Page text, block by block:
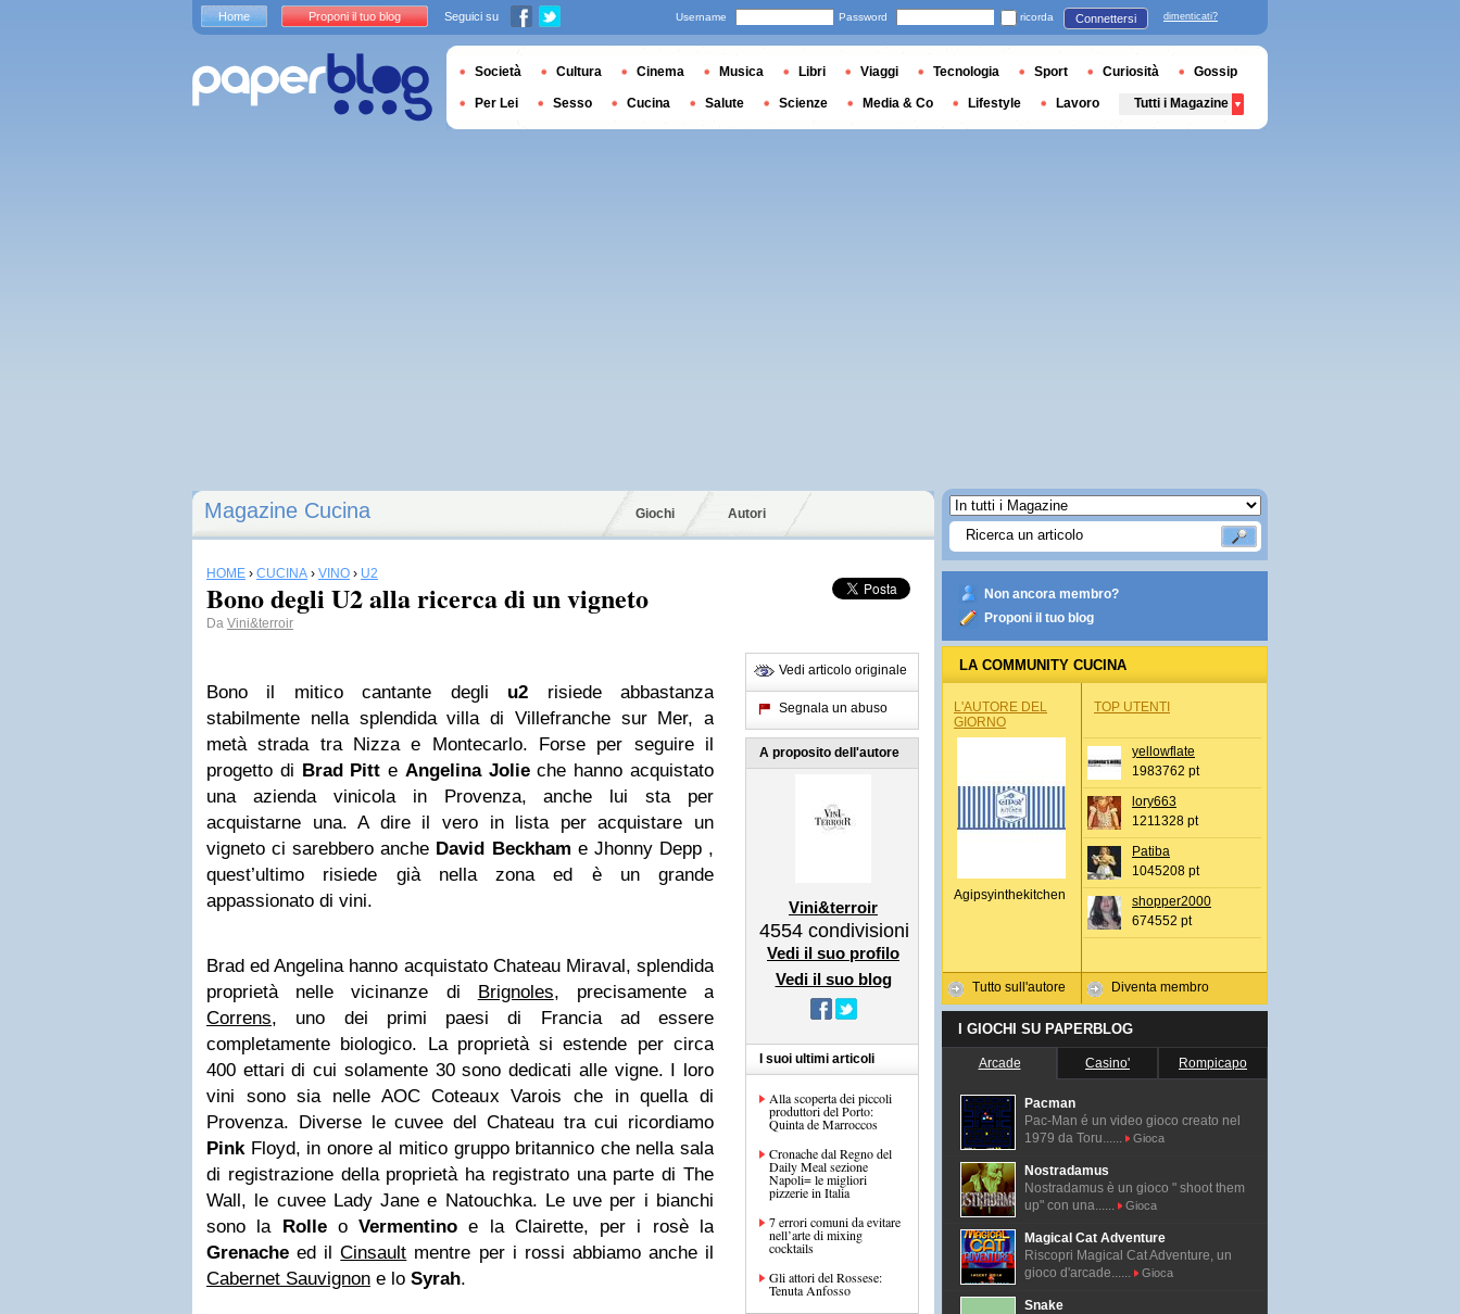
Magazine Cucina Giochi Autori
HOME › CUCINA › VINO › U2
Bono degli U2 alla ricerca di un vigneto
Da Vini&terroir
Bono il mitico cantante degli u2 risiede abbastanza
stabilmente nella splendida villa di Villefranche sur Mer, a
metà strada tra Nizza e Montecarlo. Forse per seguire il
progetto di Brad Pitt e Angelina Jolieche hanno acquistato
una azienda vinicola in Provenza, anche lui sta per
acquistarne una. A dire il vero in lista per acquistare un
vigneto ci sarebbero anche David Beckham e Jhonny Depp ,
quest’ultimo risiede già nella zona ed è un grande
appassionato di vini.
Brad ed Angelina hanno acquistato Chateau Miraval, splendida
proprietà nelle vicinanze di Brignoles, precisamente a
Correns, uno dei primi paesi di Francia ad essere
completamente biologico. La proprietà si estende per circa
400 ettari di cui solamente 30 sono dedicati alle vigne. I loro
vini sono sia nelle AOC Coteaux Varois che in quella di
Provenza. Diverse le cuvee del Chateau tra cui ricordiamo
PinkFloyd, in onore al mitico gruppo britannico che nella sala
di registrazione della proprietà ha registrato una parte di The
Wall, le cuvee Lady Jane e Natouchka. Le uve per i bianchi
sono la RolleoVermentino e la Clairette, per i rosè la
Grenache ed ilCinsault mentre per i rossi abbiamo anche il
Cabernet Sauvignon e lo Syrah.
Vedi articolo originale
Segnala un abuso
A proposito dell'autore
Vini&terroir
4554 condivisioni
Vedi il suo profilo
Vedi il suo blog
I suoi ultimi articoli
Alla scoperta dei piccoli
produttori del Porto:
Quinta de Marroccos
Cronache dal Regno del
Daily Meal sezione
Napoli= le migliori
pizzerie in Italia
7 errori comuni da evitare
nell’arte di mixing
cocktails
Gli attori del Rossese:
Tenuta Anfosso
Non ancora membro?
Proponi il tuo blog
LA COMMUNITY CUCINA
L'AUTORE DEL
GIORNO
Agipsyinthekitchen
Tutto sull'autore
TOP UTENTI
yellowflate
1983762 pt
lory663
1211328 pt
Patiba
1045208 pt
shopper2000
674552 pt
Diventa membro
I GIOCHI SU PAPERBLOG
Arcade Casino' Rompicapo
Pacman
Pac-Man é un video gioco creato nel
1979 da Toru......
Gioca
Nostradamus
Nostradamus è un gioco " shoot them
up" con una......
Gioca
Magical Cat Adventure
Riscopri Magical Cat Adventure, un
gioco d'arcade......
Gioca
Snake
Home Proponi il tuo blog Seguici su Username Password ricorda Connettersi dimenticati?
Società Cultura Cinema Musica Libri Viaggi Tecnologia Sport Curiosità Gossip
Per Lei Sesso Cucina Salute Scienze Media & Co Lifestyle Lavoro Tutti i Magazine